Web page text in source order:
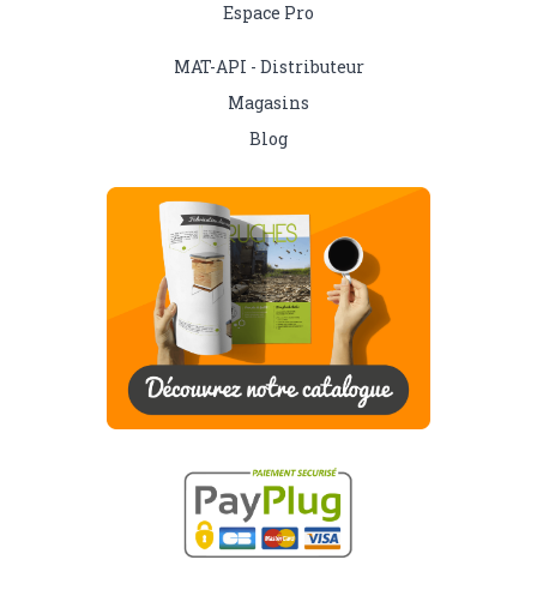
Espace Pro
MAT-API - Distributeur
Magasins
Blog